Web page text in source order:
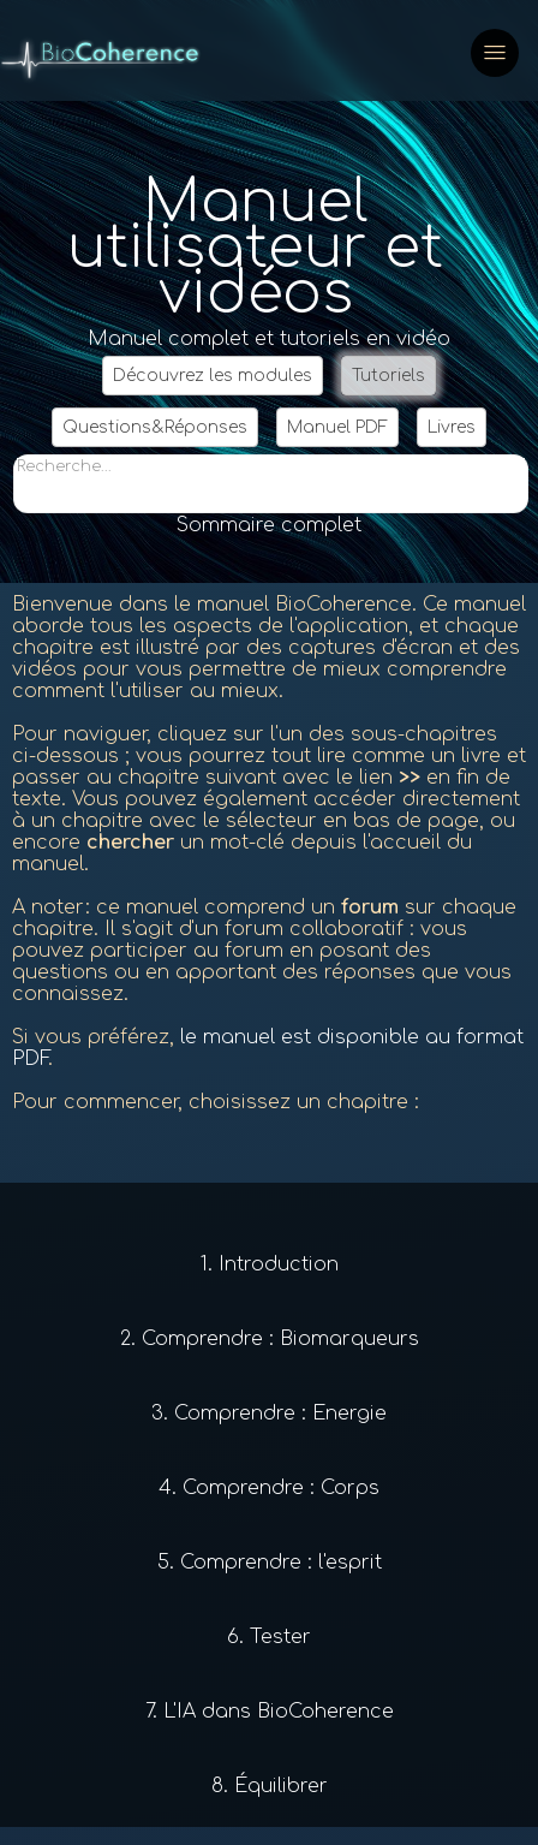
Manuel
utilisateur et
vidéos
Manuel complet et tutoriels en vidéo
Découvrez les modules Tutoriels
Questions&Réponses Manuel PDF Livres
Recherche...
Sommaire complet
Bienvenue dans le manuel BioCoherence. Ce manuel
aborde tous les aspects de l'application, et chaque
chapitre est illustré par des captures d'écran et des
vidéos pour vous permettre de mieux comprendre
comment l'utiliser au mieux.
Pour naviguer, cliquez sur l'un des sous-chapitres
ci-dessous ; vous pourrez tout lire comme un livre et
passer au chapitre suivant avec le lien >>en fin de
texte. Vous pouvez également accéder directement
à un chapitre avec le sélecteur en bas de page, ou
encore chercherun mot-clé depuis l'accueil du
manuel.
A noter: ce manuel comprend un forum sur chaque
chapitre. Il s'agit d'un forum collaboratif : vous
pouvez participer au forum en posant des
questions ou en apportant des réponses que vous
connaissez.
Si vous préférez, le manuel est disponible au format
PDF.
Pour commencer, choisissez un chapitre :
1. Introduction
2. Comprendre : Biomarqueurs
3. Comprendre : Energie
4. Comprendre : Corps
5. Comprendre : l'esprit
6. Tester
7. L'IA dans BioCoherence
8. Équilibrer